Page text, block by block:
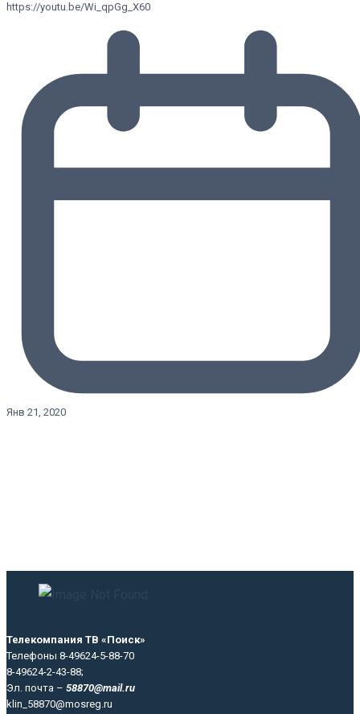
https://youtu.be/Wi_qpGg_X60
Янв 21, 2020
Телекомпания ТВ «Поиск»
Телефоны 8-49624-5-88-70
8-49624-2-43-88;
Эл. почта – 58870@mail.ru
klin_58870@mosreg.ru